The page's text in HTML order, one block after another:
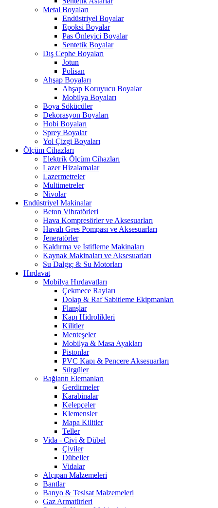
Metal Boyaları
Endüstriyel Boyalar
Epoksi Boyalar
Pas Önleyici Boyalar
Sentetik Boyalar
Dış Cephe Boyaları
Jotun
Polisan
Ahşap Boyaları
Ahşap Koruyucu Boyalar
Mobilya Boyaları
Boya Sökücüler
Dekorasyon Boyaları
Hobi Boyaları
Sprey Boyalar
Yol Çizgi Boyaları
Ölçüm Cihazları
Elektrik Ölçüm Cihazları
Lazer Hizalamalar
Lazermetreler
Multimetreler
Nivolar
Endüstriyel Makinalar
Beton Vibratörleri
Hava Kompresörler ve Aksesuarları
Havalı Gres Pompası ve Aksesuarları
Jeneratörler
Kaldırma ve İstifleme Makinaları
Kaynak Makinaları ve Aksesuarları
Su Dalgıç & Su Motorları
Hırdavat
Mobilya Hırdavatları
Çekmece Rayları
Dolap & Raf Sabitleme Ekipmanları
Flanşlar
Kapı Hidrolikleri
Kilitler
Menteşeler
Mobilya & Masa Ayakları
Pistonlar
PVC Kapı & Pencere Aksesuarları
Sürgüler
Bağlantı Elemanları
Gerdirmeler
Karabinalar
Kelepçeler
Klemensler
Mapa Kilitler
Teller
Vida - Çivi & Dübel
Çiviler
Dübeller
Vidalar
Alçıpan Malzemeleri
Bantlar
Banyo & Tesisat Malzemeleri
Gaz Armatürleri